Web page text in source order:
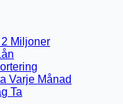
Miljoner
Varje Månad
Ta